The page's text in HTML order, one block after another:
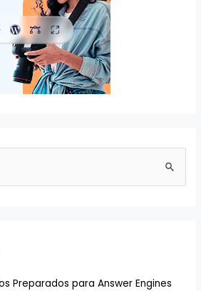
Preparados para Answer Engines